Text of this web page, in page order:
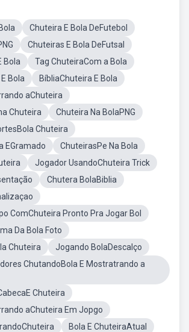
Chuteira E Bola DeFutebol
Chuteiras E Bola DeFutsal
Bola
Tag ChuteiraCom a Bola
Bola
BíbliaChuteira E Bola
aChuteira
Chuteira
Chuteira Na BolaPNG
Chuteira
EGramado
ChuteirasPe Na Bola
Jogador UsandoChuteira Trick
Chutera BolaBiblia
ComChuteira Pronto Pra Jogar Bol
Da Bola Foto
Chuteira
Jogando BolaDescalço
ChutandoBola E Mostratrando a
Chuteira
aChuteira Em Jopgo
Bola E ChuteiraAtual